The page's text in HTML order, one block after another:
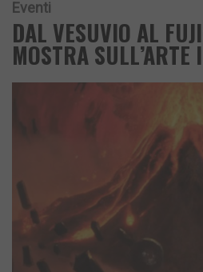
Eventi
DAL VESUVIO AL
MOSTRA SULL’ARTE